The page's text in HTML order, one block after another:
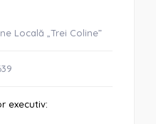
Locală „Trei Coline”
executiv: